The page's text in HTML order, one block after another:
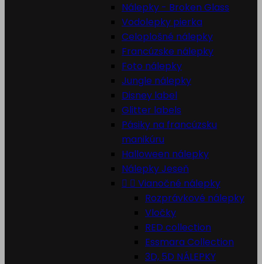
Nálepky - Broken Glass
Vodolepky pierka
Celoplošné nálepky
Francúzske nálepky
Foto nálepky
Jungle nálepky
Disney label
Glitter labels
Pásiky na francúzsku
manikúru
Halloween nálepky
Nálepky Jeseň
  Vianočné nálepky
Rozprávkové nálepky
Vločky
RED collection
Essmara Collection
3D, 5D NÁLEPKY